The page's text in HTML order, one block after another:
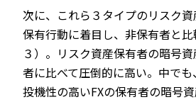
次に、これら３タイプのリスク
保有行動に着目し、非保有者と
３）。リスク資産保有者の暗号
者に比べて圧倒的に高い。中で
投機性の高いFXの保有者の暗号